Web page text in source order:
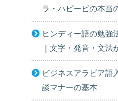
ラ・ハビービの本当
ヒンディー語の勉強
｜文字・発音・文法
ビジネスアラビア語
談マナーの基本